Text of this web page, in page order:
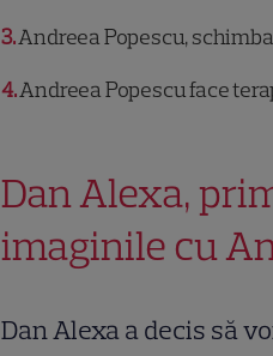
3Andreea Popescu,
4Andreea Popescu face
Dan Alexa,
imaginile cu
Dan Alexa a decis să